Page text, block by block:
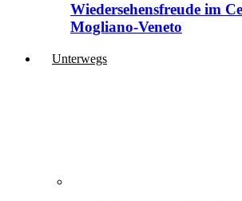
Wiedersehensfreude im
Mogliano-Veneto
Unterwegs